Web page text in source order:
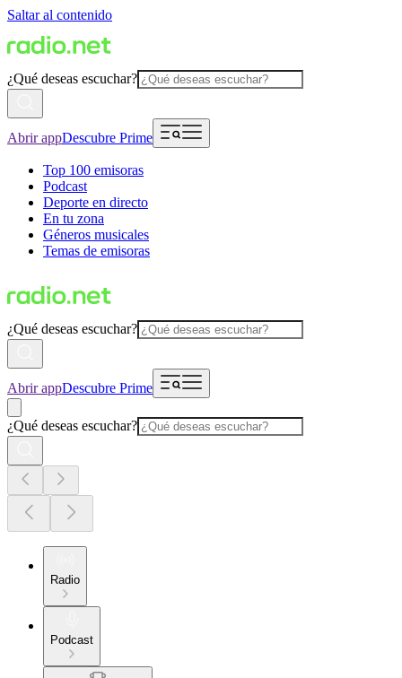
Saltar al contenido
¿Qué deseas escuchar?
Abrir appDescubre Prime
Top 100 emisoras
Podcast
Deporte en directo
En tu zona
Géneros musicales
Temas de emisoras
¿Qué deseas escuchar?
Abrir appDescubre Prime
¿Qué deseas escuchar?
Radio
Podcast